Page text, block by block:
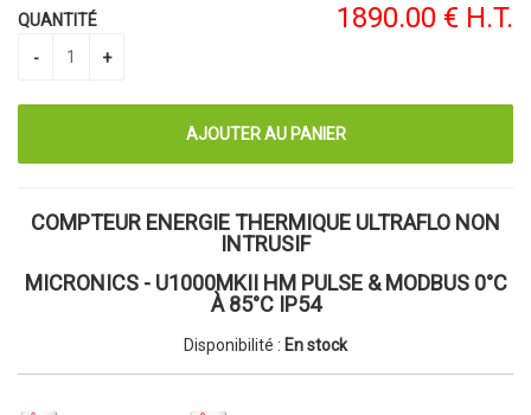
1890.00 € H.T.
QUANTITÉ
COMPTEUR ENERGIE THERMIQUE ULTRAFLO NON
INTRUSIF
MICRONICS - U1000MKII HM PULSE & MODBUS 0°C
À 85°C IP54
Disponibilité : En stock